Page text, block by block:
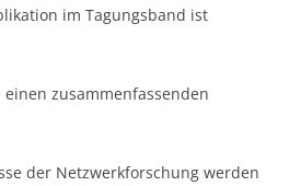
im Tagungsband ist
zusammenfassenden
der Netzwerkforschung werden